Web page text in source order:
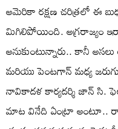
అమెరికా రక్షణ చరిత్రలో ఈ
మిగిలిపోయింది. అగ్రరాజ్యం
అనుకుంటున్నారు.. కానీ
మరియు పెంటగాన్ మధ్య
నావికాదళ కార్యదర్శి జాన్ సి.
మాట వినేది ఏంట్రా అంటూ..